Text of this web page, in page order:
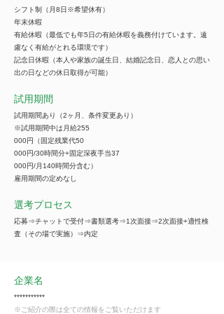
シフト制（月8日※希望休有）
年末休暇
有給休暇（最低でも年5日の有給休暇を義務付けています。遠
慮なく有給がとれる環境です）
記念日休暇（本人や家族の誕生日、結婚記念日、恋人との思い
出の日などの休日取得が可能）
試用期間
試用期間あり（2ヶ月、条件変更あり）
※試用期間中は月給255
000円（固定残業代50
000円/30時間分+固定深夜手当37
000円/月140時間分含む）
雇用期間の定めなし
選考プロセス
応募⇒チャットで受付⇒書類選考⇒1次面接⇒2次面接+適性検
査（その場で実施）⇒内定
企業名
***********
※ご紹介の際は全ての情報をご覧いただけます